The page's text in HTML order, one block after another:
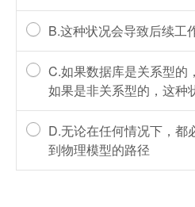
B.这种状况会导致后续工
C.如果数据库是关系型的
如果是非关系型的，这种
D.无论在任何情况下，都
到物理模型的路径